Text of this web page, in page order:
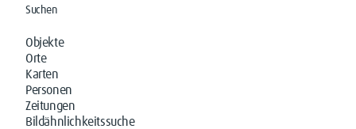
Suchen
Objekte
Orte
Karten
Personen
Zeitungen
Bildähnlichkeitssuche